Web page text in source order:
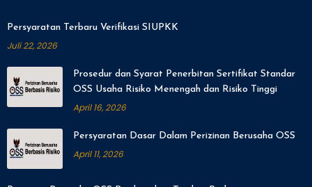
Persyaratan Terbaru Verifikasi SIUPKK
Juli 22, 2026
Prosedur dan Syarat Penerbitan Sertifikat Standar
OSS Usaha Risiko Menengah dan Risiko Tinggi
April 16, 2026
Persyaratan Dasar Dalam Perizinan Berusaha OSS
April 11, 2026